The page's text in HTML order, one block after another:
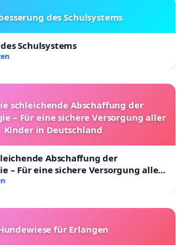
des Schulsystems
Schulsystems
schleichende Abschaffung der
– Für eine sichere Versorgung aller
Kinder in Deutschland
Abschaffung der
– Für eine sichere Versorgung aller
für Erlangen